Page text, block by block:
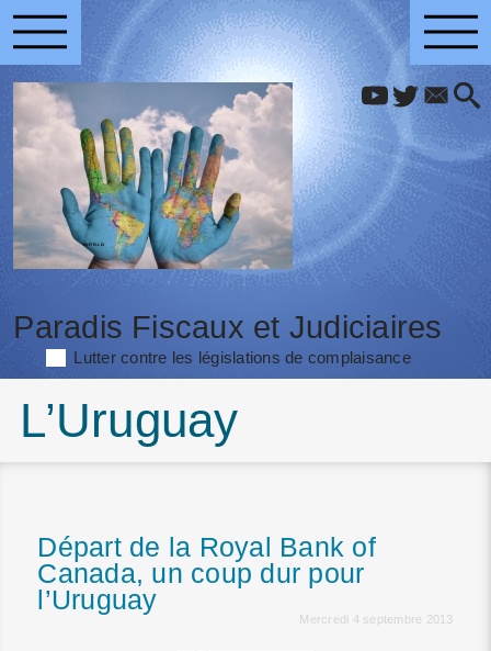
Paradis Fiscaux et Judiciaires
Lutter contre les législations de complaisance
L’Uruguay
Départ de la Royal Bank of
Canada, un coup dur pour
l’Uruguay
Mercredi 4 septembre 2013